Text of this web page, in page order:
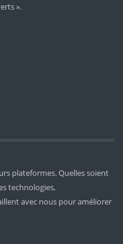
».
plateformes. Quelles soient
technologies,
avec nous pour améliorer